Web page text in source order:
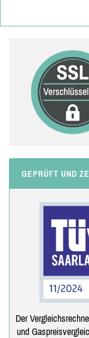
GEPRÜFT UND
Der
und